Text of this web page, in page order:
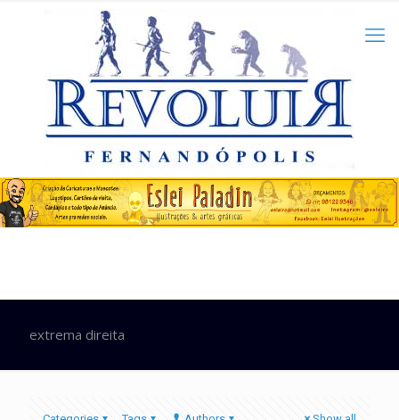
extrema direita